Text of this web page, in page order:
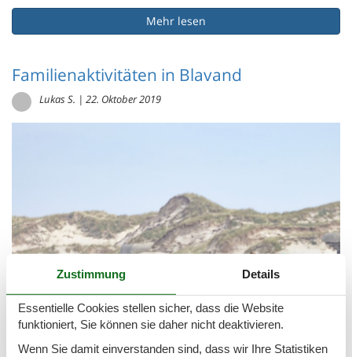
Mehr lesen
Familienaktivitäten in Blavand
Lukas S. | 22. Oktober 2019
Zustimmung Details
Essentielle Cookies stellen sicher, dass die Website
funktioniert, Sie können sie daher nicht deaktivieren.
Wenn Sie damit einverstanden sind, dass wir Ihre Statistiken